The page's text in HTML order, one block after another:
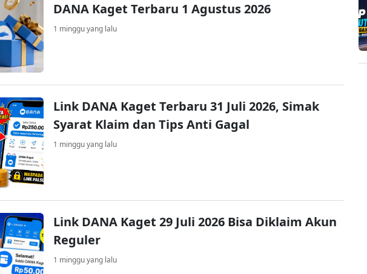
DANA Kaget Terbaru 1 Agustus 2026
1 minggu yang lalu
Link DANA Kaget Terbaru 31 Juli 2026, Simak
Syarat Klaim dan Tips Anti Gagal
1 minggu yang lalu
Link DANA Kaget 29 Juli 2026 Bisa Diklaim Akun
Reguler
1 minggu yang lalu